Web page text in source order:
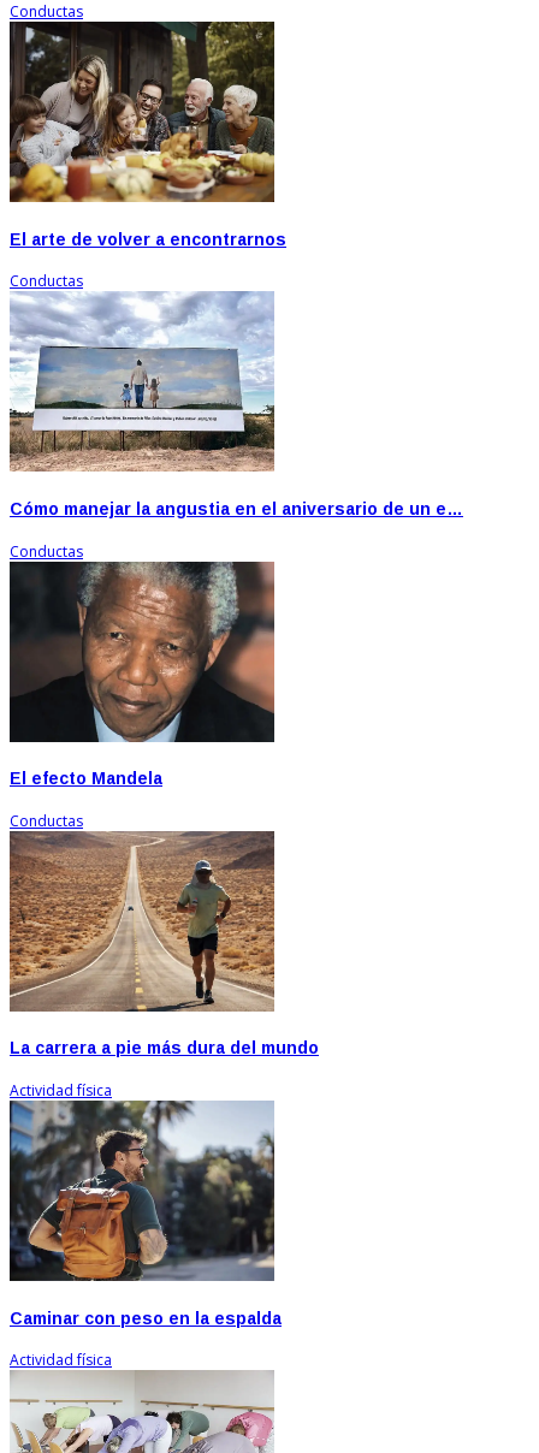
Conductas
El arte de volver a encontrarnos
Conductas
Cómo manejar la angustia en el aniversario de un e…
Conductas
El efecto Mandela
Conductas
La carrera a pie más dura del mundo
Actividad física
Caminar con peso en la espalda
Actividad física